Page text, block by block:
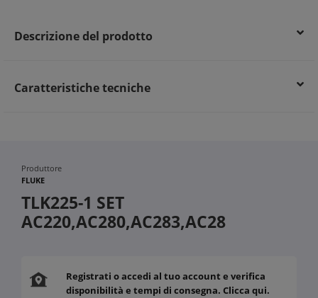
Descrizione del prodotto
Caratteristiche tecniche
Produttore
FLUKE
TLK225-1 SET
AC220,AC280,AC283,AC28
Registrati o accedi al tuo account e verifica
disponibilità e tempi di consegna. Clicca qui.